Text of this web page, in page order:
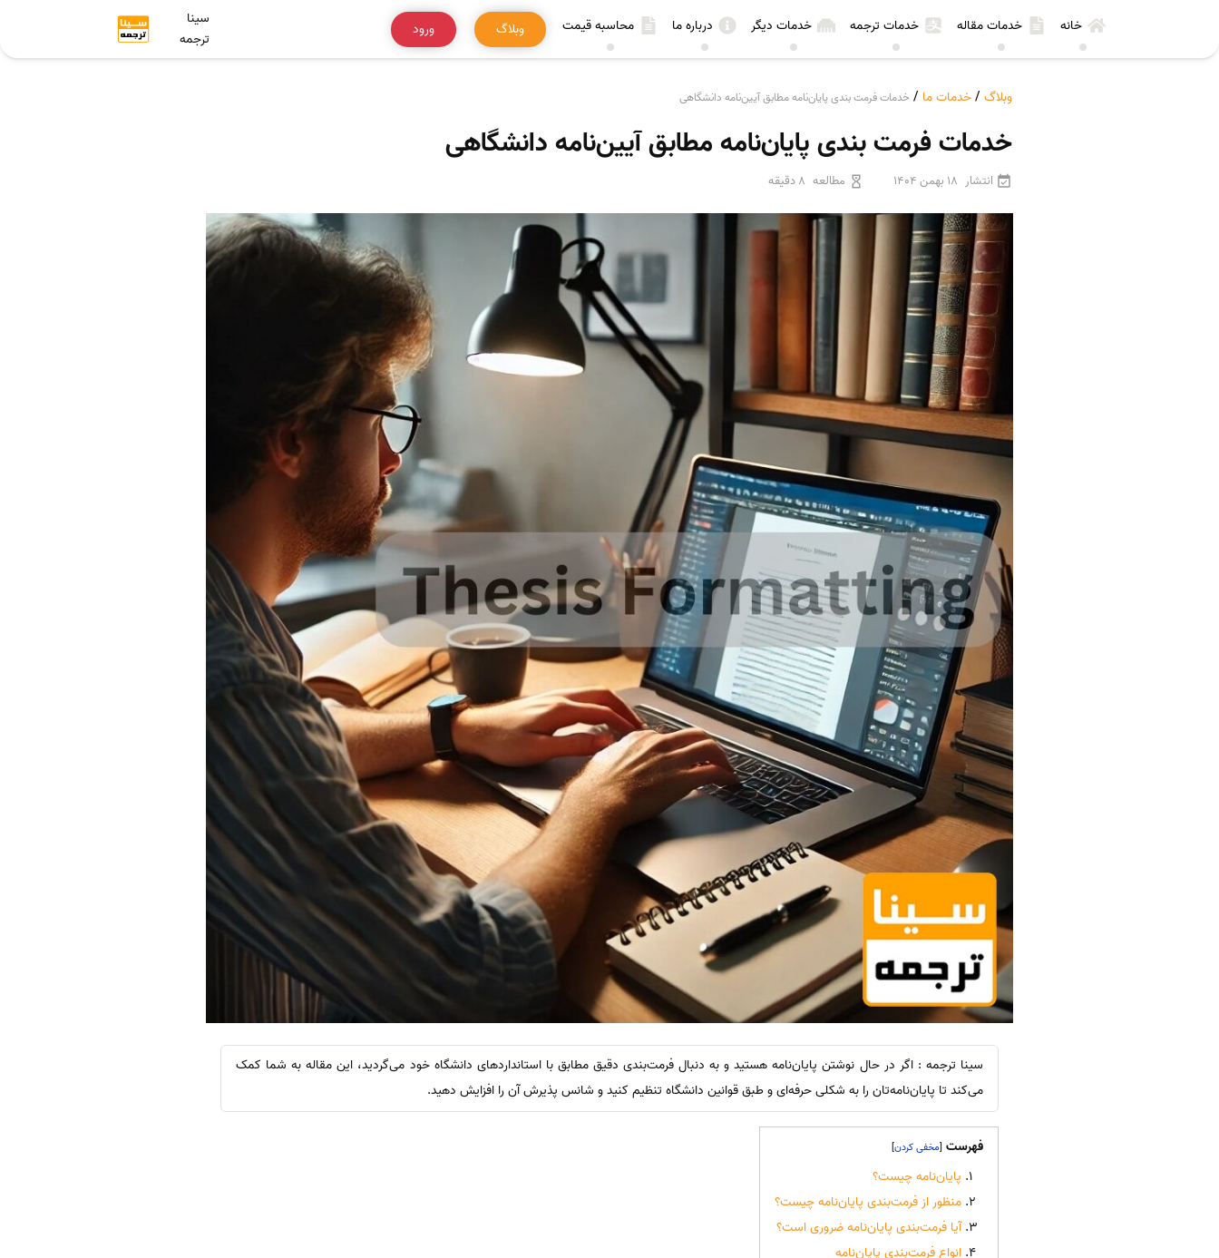
خانه خدمات مقاله خدمات ترجمه خدمات دیگر درباره ما محاسبه قیمت وبلاگ ورود
سینا
ترجمه
وبلاگ /خدمات ما / خدمات فرمت بندی پایان‌نامه مطابق آیین‌نامه دانشگاهی
خدمات فرمت بندی پایان‌نامه مطابق آیین‌نامه دانشگاهی
انتشار 18 بهمن 1404 مطالعه 8 دقیقه
سینا ترجمه : اگر در حال نوشتن پایان‌نامه هستید و به دنبال فرمت‌بندی دقیق مطابق با استانداردهای دانشگاه خود می‌گردید، این مقاله به شما کمک
می‌کند تا پایان‌نامه‌تان را به شکلی حرفه‌ای و طبق قوانین دانشگاه تنظیم کنید و شانس پذیرش آن را افزایش دهید.
فهرست [
]
پایان‌نامه چیست؟
منظور از فرمت‌بندی پایان‌نامه چیست؟
آیا فرمت‌بندی پایان‌نامه ضروری است؟
انواع فرمت‌بندی پایان‌نامه